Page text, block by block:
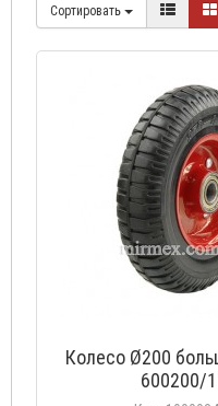
Тележка
(BF) 2.5Т
11 738 грн 11
В
Сортировать
Колесо Ø200
600200/